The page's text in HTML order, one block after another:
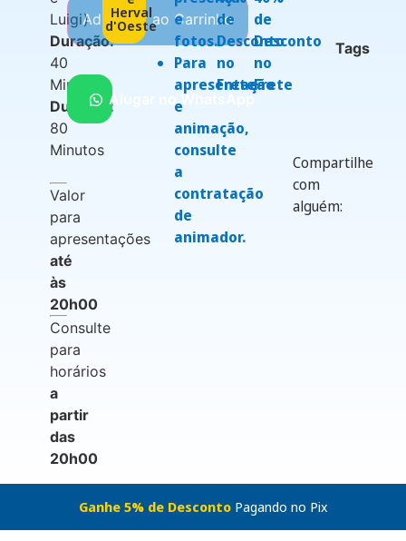
Luigi)
Duração:
40
Minutos
Duração:
80
Minutos
Valor
para
apresentações
até
às
20h00
Consulte
para
horários
a
partir
das
20h00
Adicionar ao Carrinho
Alugar no WhatsApp
Herval
d'Oeste
e
fotos.
Para
apresentação
e
animação,
consulte
a
contratação
de
animador.
de
Desconto
no
Frete
de
Desconto
no
Frete
Compartilhe
com
alguém:
Tags
Ganhe 5% de DescontoPagando no Pix